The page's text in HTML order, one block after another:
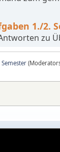
1./2.
zu
Semester